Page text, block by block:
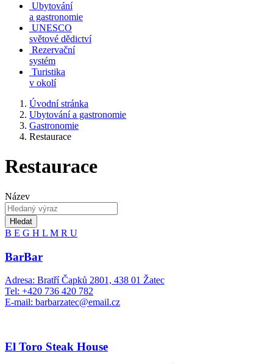
Ubytování
a gastronomie
UNESCO
světové dědictví
Rezervační
systém
Turistika
v okolí
Úvodní stránka
Ubytování a gastronomie
Gastronomie
Restaurace
Restaurace
Název
Hledat
B E G H L M R U
BarBar
Adresa: Bratří Čapků 2801, 438 01 Žatec
Tel: +420 736 420 782
E-mail: barbarzatec@email.cz
El Toro Steak House